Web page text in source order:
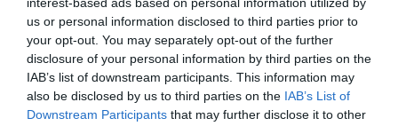
us or personal information disclosed to third parties prior to
your opt-out. You may separately opt-out of the further
disclosure of your personal information by third parties on the
IAB’s list of downstream participants. This information may
also be disclosed by us to third parties on the IAB’s List of
Downstream Participants that may further disclose it to other